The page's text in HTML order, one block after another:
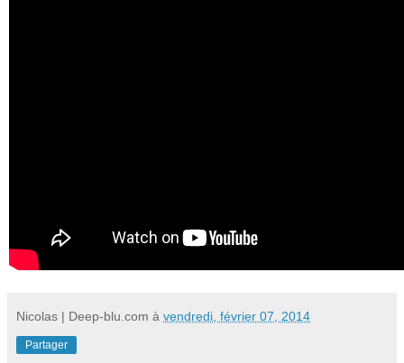
Nicolas | Deep-blu.com à vendredi, février 07, 2014
Partager